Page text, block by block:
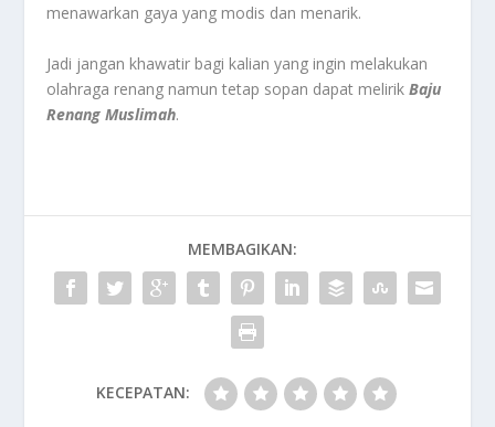
menawarkan gaya yang modis dan menarik.
Jadi jangan khawatir bagi kalian yang ingin melakukan
olahraga renang namun tetap sopan dapat melirikBaju
Renang Muslimah.
MEMBAGIKAN:
KECEPATAN: